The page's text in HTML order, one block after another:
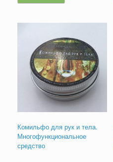
Комильфо для рук и тела.
Многофункциональное
средство